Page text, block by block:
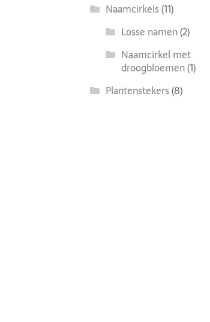
Naamcirkels(11)
Losse namen(2)
Naamcirkel met
droogbloemen(1)
Plantenstekers(8)